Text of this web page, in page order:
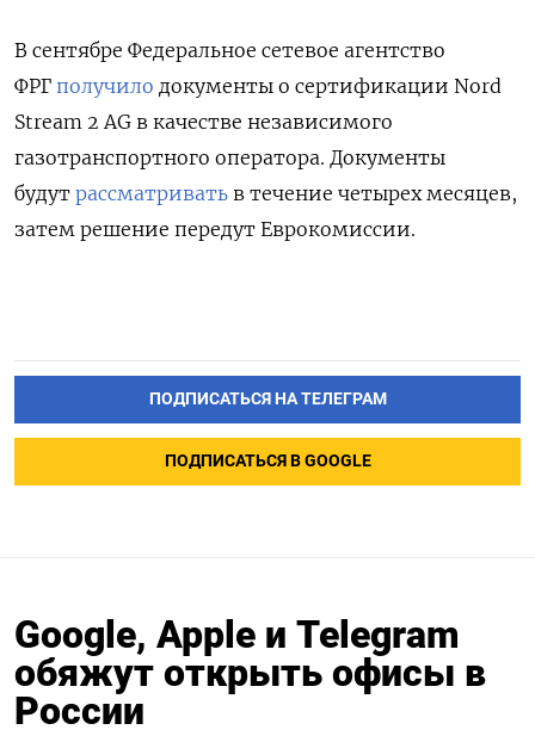
В сентябре Федеральное сетевое агентство
ФРГ получило документы о сертификации Nord
Stream 2 AG в качестве независимого
газотранспортного оператора. Документы
будут рассматривать в течение четырех месяцев,
затем решение передут Еврокомиссии.
ПОДПИСАТЬСЯ НА ТЕЛЕГРАМ
ПОДПИСАТЬСЯ В GOOGLE
Google, Apple и Telegram
обяжут открыть офисы в
России